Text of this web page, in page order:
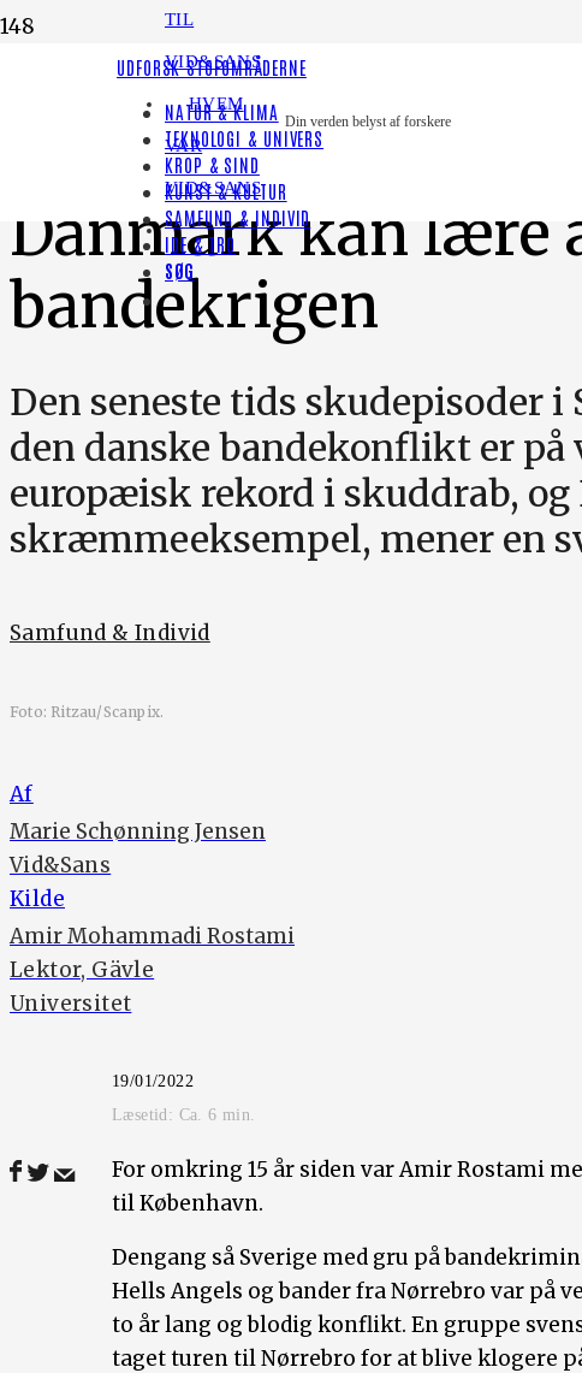
TIL
VID&SANS
HVEM
VAR
VID&SANS
Din verden belyst af forskere
UDFORSK STOFOMRÅDERNE
NATUR & KLIMA
TEKNOLOGI & UNIVERS
KROP & SIND
KUNST & KULTUR
SAMFUND & INDIVID
IDE & TRO
SØG
LYT TIL HISTORIEN
Danmark kan lære
bandekrigen
Den seneste tids skudepisoder
den danske bandekonflikt er på
europæisk rekord i skuddrab,
skræmmeeksempel, mener en
Samfund & Individ
Foto: Ritzau/Scanpix.
Af
Marie Schønning Jensen
Vid&Sans
Kilde
Amir Mohammadi Rostami
Lektor, Gävle
Universitet
19/01/2022
Læsetid: Ca.6 min.
For omkring 15 år siden var Amir Rostami
til København.
Dengang så Sverige med gru på
Hells Angels og bander fra Nørrebro var på
to år lang og blodig konflikt. En gruppe
taget turen til Nørrebro for at blive klogere